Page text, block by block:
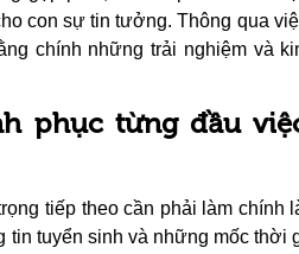
con sự tin tưởng. Thông qua
chính những trải nghiệm và
phục từng đầu
tiếp theo cần phải làm chính
tuyển sinh và những mốc thời